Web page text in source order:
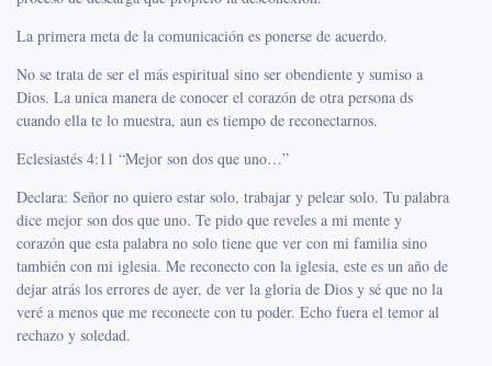
La primera meta de la comunicación es ponerse de acuerdo.
No se trata de ser el más espiritual sino ser obendiente y sumiso a
Dios. La unica manera de conocer el corazón de otra persona ds
cuando ella te lo muestra, aun es tiempo de reconectarnos.
Eclesiastés 4:11 “Mejor son dos que uno…”
Declara: Señor no quiero estar solo, trabajar y pelear solo. Tu palabra
dice mejor son dos que uno. Te pido que reveles a mi mente y
corazón que esta palabra no solo tiene que ver con mi familia sino
también con mi iglesia. Me reconecto con la iglesia, este es un año de
dejar atrás los errores de ayer, de ver la gloria de Dios y sé que no la
veré a menos que me reconecte con tu poder. Echo fuera el temor al
rechazo y soledad.